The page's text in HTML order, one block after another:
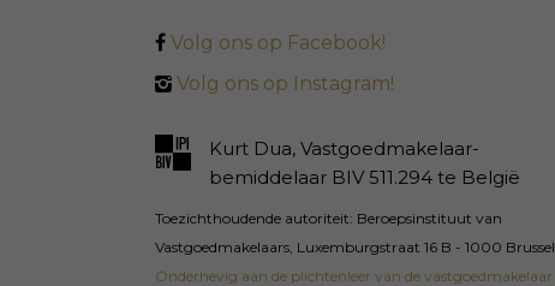
Volg ons op Facebook!
Volg ons op Instagram!
Kurt Dua, Vastgoedmakelaar-
bemiddelaar BIV 511.294 te België
Toezichthoudende autoriteit: Beroepsinstituut van
Vastgoedmakelaars, Luxemburgstraat 16 B - 1000 Brussel
Onderhevig aan de plichtenleer van de vastgoedmakelaar